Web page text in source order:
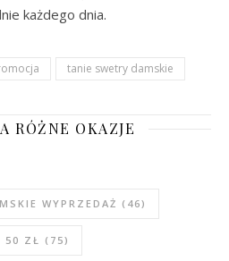
każdego dnia.
tanie swetry damskie
RÓŻNE OKAZJE
WYPRZEDAŻ (46)
50 ZŁ (75)